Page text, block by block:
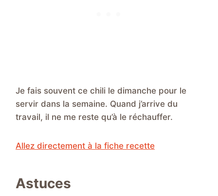
Je fais souvent ce chili le dimanche pour le
servir dans la semaine. Quand j’arrive du
travail, il ne me reste qu’à le réchauffer.
Allez directement à la fiche recette
Astuces